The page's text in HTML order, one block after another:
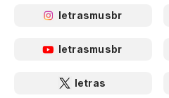
letrasmusbr
letrasmusbr
letras